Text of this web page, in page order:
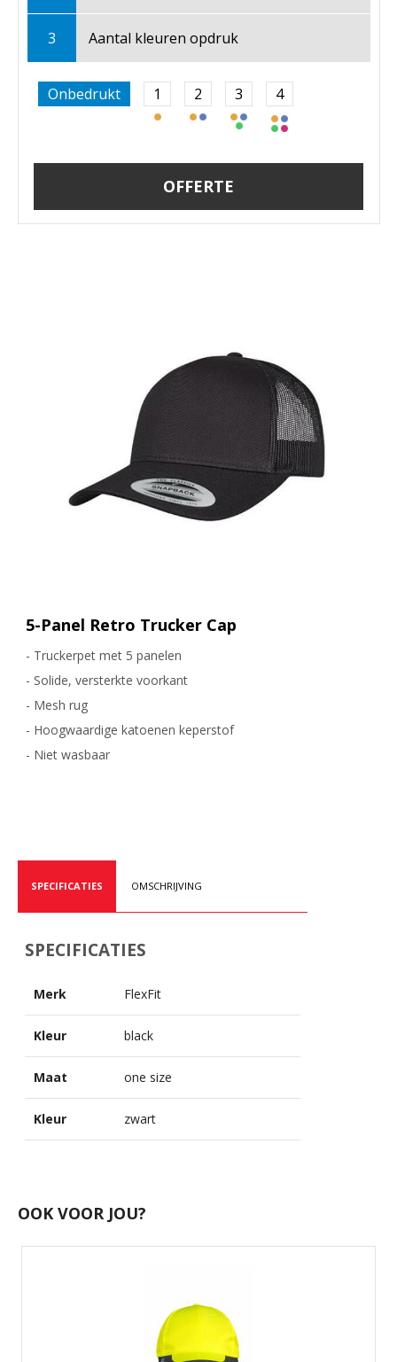
3 Aantal kleuren opdruk
Onbedrukt 1 2 3 4
OFFERTE
5-Panel Retro Trucker Cap
- Truckerpet met 5 panelen
- Solide, versterkte voorkant
- Mesh rug
- Hoogwaardige katoenen keperstof
- Niet wasbaar
SPECIFICATIES OMSCHRIJVING
SPECIFICATIES
Merk FlexFit
Kleur black
Maat one size
Kleur zwart
OOK VOOR JOU?